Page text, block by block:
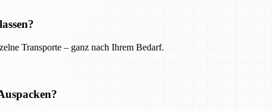
Transporte – ganz nach Ihrem Bedarf.